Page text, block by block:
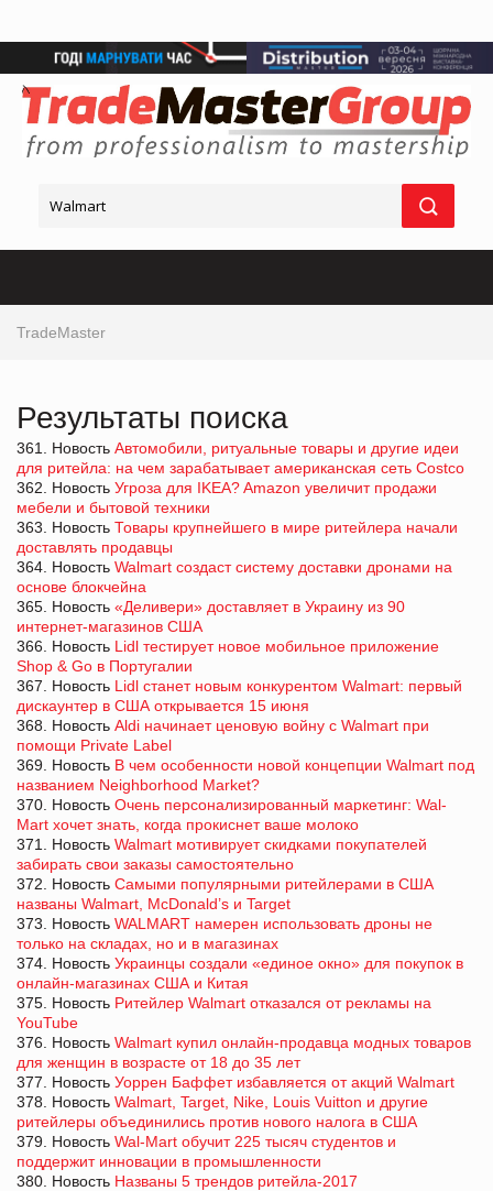
TradeMaster
Результаты поиска
361. Новость Автомобили, ритуальные товары и другие идеи
для ритейла: на чем зарабатывает американская сеть Costco
362. Новость Угроза для IKEA? Amazon увеличит продажи
мебели и бытовой техники
363. Новость Товары крупнейшего в мире ритейлера начали
доставлять продавцы
364. Новость Walmart создаст систему доставки дронами на
основе блокчейна
365. Новость «Деливери» доставляет в Украину из 90
интернет-магазинов США
366. Новость Lidl тестирует новое мобильное приложение
Shop & Go в Португалии
367. Новость Lidl станет новым конкурентом Walmart: первый
дискаунтер в США открывается 15 июня
368. Новость Aldi начинает ценовую войну с Walmart при
помощи Private Label
369. Новость В чем особенности новой концепции Walmart под
названием Neighborhood Market?
370. Новость Очень персонализированный маркетинг: Wal-
Mart хочет знать, когда прокиснет ваше молоко
371. Новость Walmart мотивирует скидками покупателей
забирать свои заказы самостоятельно
372. Новость Самыми популярными ритейлерами в США
названы Walmart, McDonald’s и Target
373. Новость WALMART намерен использовать дроны не
только на складах, но и в магазинах
374. Новость Украинцы создали «единое окно» для покупок в
онлайн-магазинах США и Китая
375. Новость Ритейлер Walmart отказался от рекламы на
YouTube
376. Новость Walmart купил онлайн-продавца модных товаров
для женщин в возрасте от 18 до 35 лет
377. Новость Уоррен Баффет избавляется от акций Walmart
378. Новость Walmart, Target, Nike, Louis Vuitton и другие
ритейлеры объединились против нового налога в США
379. Новость Wal-Mart обучит 225 тысяч студентов и
поддержит инновации в промышленности
380. Новость Названы 5 трендов ритейла-2017